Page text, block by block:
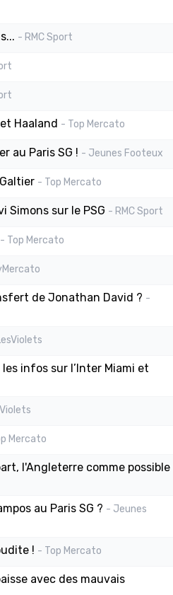
- RMC Sport
Haaland - Top Mercato
au Paris SG ! - Jeunes Footeux
- Top Mercato
Simons sur le PSG - RMC Sport
- Top Mercato
de Jonathan David ? -
infos sur l’Inter Miami et
Mercato
l'Angleterre comme possible
au Paris SG ? - Jeunes
! - Top Mercato
avec des mauvais